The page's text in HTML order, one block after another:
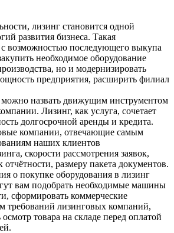
лизинг становится одной
развития бизнеса. Такая
с возможностью последующего выкупа
необходимое оборудование
но и модернизировать
предприятия, расширить филиал
назвать движущим инструментом
Лизинг, как услуга, сочетает
долгосрочной аренды и кредита.
компании, отвечающие самым
наших клиентов
скорости рассмотрения заявок,
отчётности, размеру пакета документов.
о покупке оборудования в лизинг
вам подобрать необходимые машины
сформировать коммерческие
требований лизинговых компаний,
товара на складе перед оплатой